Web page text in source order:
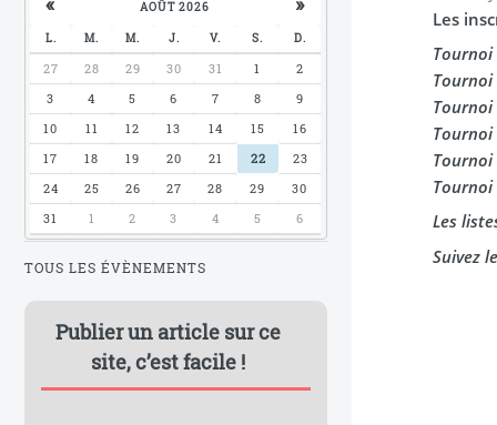
Les
Tournoi
Les
Suivez
AOÛT 2026
L. M. M. J. V. S. D.
27 28 29 30 31 1
2
3
4 5 6 7 8
9
10
11 12 13 14 15
16
17
18 19 20 21 22
23
24
25 26 27 28 29
30
31
1 2 3 4 5 6
TOUS LES ÉVÈNEMENTS
Publier un article sur ce
site, c’est facile !